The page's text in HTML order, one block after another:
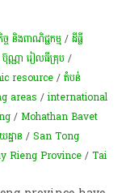
ច្ច និងពាណិជ្ជកម្ម /ដីធ្លី
ណ្ណា រៀលធីគ្រុប /
resource /តំបន់
areas /international
/Mohathan Bavet
ឋាន /San Tong
Rieng Province /Tai